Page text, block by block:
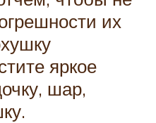
их
яркое
шар,